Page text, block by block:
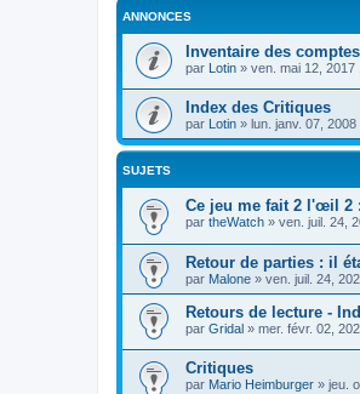
ANNONCES
Inventaire des
par Lotin » ven. mai 12, 2017
Index des Critiques
par Lotin » lun. janv. 07, 2008
SUJETS
Ce jeu me fait 2 l'œil
par theWatch » ven. juil. 24,
Retour de parties : il
par Malone » ven. juil. 24,
Retours de lecture -
par Gridal » mer. févr. 02,
Critiques
par Mario Heimburger » jeu.